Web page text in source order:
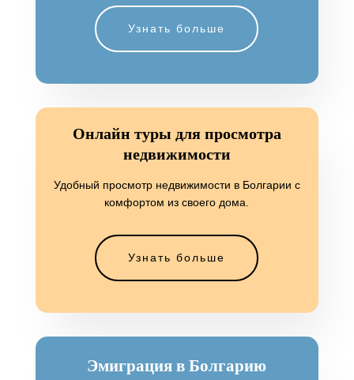
Узнать больше
Онлайн туры для просмотра
недвижимости
Удобный просмотр недвижимости в Болгарии с
комфортом из своего дома.
Узнать больше
Эмиграция в Болгарию